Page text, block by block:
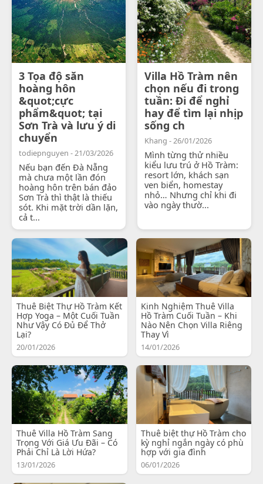
3 Tọa độ săn
hoàng hôn
&quot;cực
phẩm&quot; tại
Sơn Trà và lưu ý di
chuyển
todiepnguyen - 21/03/2026
Nếu bạn đến Đà Nẵng
mà chưa một lần đón
hoàng hôn trên bán đảo
Sơn Trà thì thật là thiếu
sót. Khi mặt trời dần lặn,
cả t...
Villa Hồ Tràm nên
chọn nếu đi trong
tuần: Đi để nghỉ
hay để tìm lại nhịp
sống ch
Khang - 26/01/2026
Mình từng thử nhiều
kiểu lưu trú ở Hồ Tràm:
resort lớn, khách sạn
ven biển, homestay
nhỏ… Nhưng chỉ khi đi
vào ngày thườ...
Thuê Biệt Thự Hồ Tràm Kết
Hợp Yoga – Một Cuối Tuần
Như Vậy Có Đủ Để Thở
Lại?
20/01/2026
Kinh Nghiệm Thuê Villa
Hồ Tràm Cuối Tuần – Khi
Nào Nên Chọn Villa Riêng
Thay Vì
14/01/2026
Thuê Villa Hồ Tràm Sang
Trọng Với Giá Ưu Đãi – Có
Phải Chỉ Là Lời Hứa?
13/01/2026
Thuê biệt thự Hồ Tràm cho
kỳ nghỉ ngắn ngày có phù
hợp với gia đình
06/01/2026